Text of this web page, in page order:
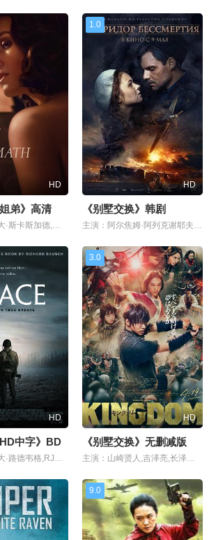
HD
弟》高清
主演：亚历山大·斯卡斯加德,凯拉·奈特莉,杰森·克拉克,凯特·菲利普斯,费昂·奥谢,雅尼克·许曼,亚历山大·谢尔,吉姆·海伊,弗雷德里克·普雷斯顿,汤姆·贝尔
1.0
HD
《别墅交换》韩剧
主演：阿尔焦姆·阿列克谢耶夫,阿纳斯塔西娅·齐比佐娃,伊戈尔·亚索罗维奇,阿尔焦姆·梅利尼丘克,亚历山大·亚岑科,达利娅·叶卡玛索娃,阿纳托利·热廖夫,亚
HD
中字》BD
主演：亚历山大·路德韦格,RJ费瑟斯顿豪,Mitch Ainley,克里斯·布罗楚,克里斯蒂·柏克,Chris Crema,Justin Derickson,Julian Domingues,Kevin Mcpherson Eckhoff,泰勒·海涅斯,Nathan Jean,
3.0
HD
《别墅交换》无删减版
主演：山崎贤人,吉泽亮,长泽雅美,桥本环奈,本乡奏多,满岛真之介,阿部进之介,深水元基,六平直政,高岛政宏,要润,桥本润,坂口拓,宇梶刚士,加藤雅也,大泽隆夫,石
9.0